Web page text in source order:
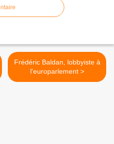
Frédéric Baldan, lobbyiste à
l'europarlement >